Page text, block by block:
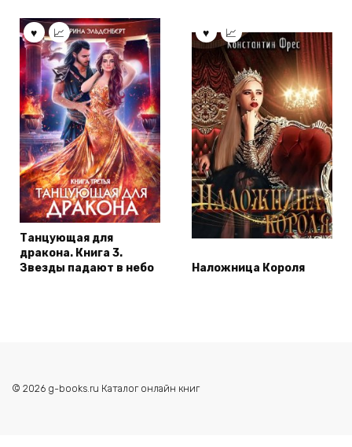
Танцующая для
дракона. Книга 3.
Звезды падают в небо
Наложница Короля
© 2026 g-books.ru Каталог онлайн книг